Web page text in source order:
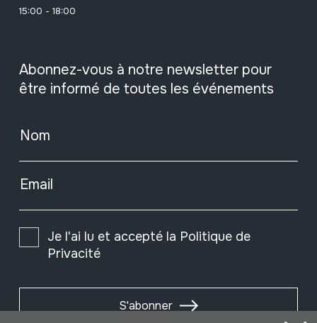
15:00 - 18:00
Abonnez-vous à notre newsletter pour
être informé de toutes les événements
Nom
Email
Je l'ai lu et accepté la Politique de
Privacité
S'abonner